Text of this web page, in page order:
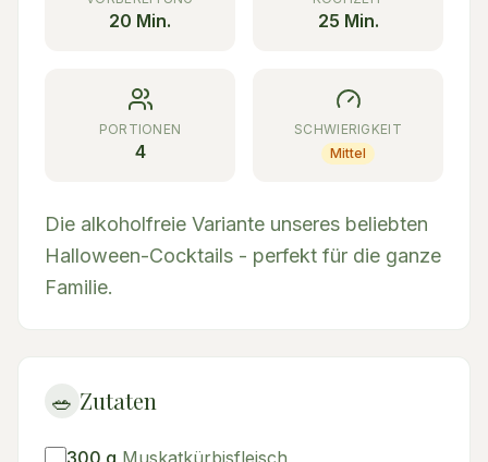
20 Min. 25 Min.
PORTIONEN
4
SCHWIERIGKEIT
Mittel
Die alkoholfreie Variante unseres beliebten
Halloween-Cocktails - perfekt für die ganze
Familie.
🥗 Zutaten
300 g Muskatkürbisfleisch